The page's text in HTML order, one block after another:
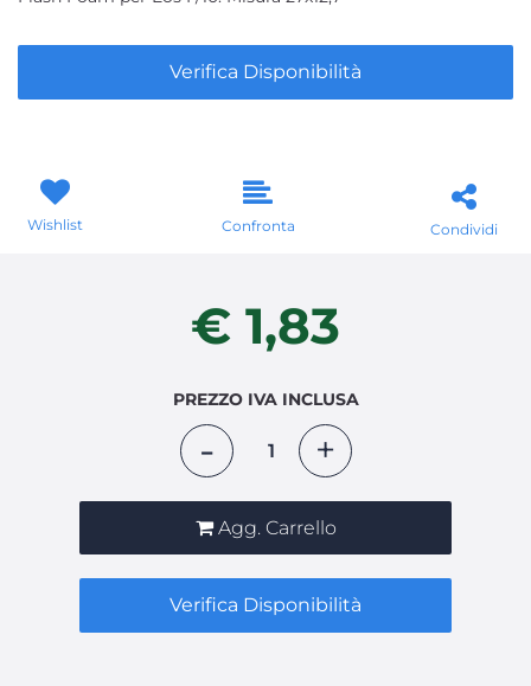
Verifica Disponibilità
Wishlist Confronta Condividi
€ 1,83
PREZZO IVA INCLUSA
Agg. Carrello
Verifica Disponibilità